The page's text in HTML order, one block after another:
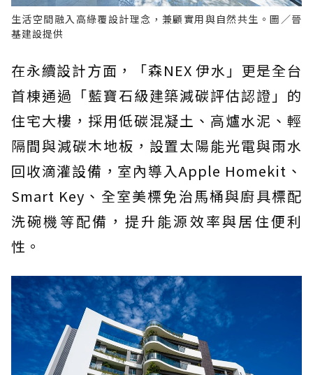
生活空間融入高綠覆設計理念，兼顧實用與自然共生。圖／晉
基建設提供
在永續設計方面，「森NEX 伊水」更是全台
首棟通過「藍寶石級建築減碳評估認證」的
住宅大樓，採用低碳混凝土、高爐水泥、輕
隔間與減碳木地板，設置太陽能光電與雨水
回收滴灌設備，室內導入Apple Homekit、
Smart Key、全室美標免治馬桶與廚具標配
洗碗機等配備，提升能源效率與居住便利
性。